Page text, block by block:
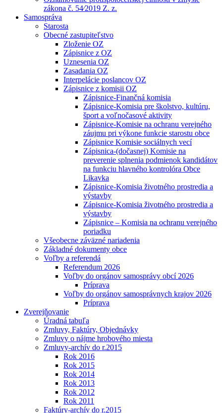
zákona č. 54⁄2019 Z. z.
Samospráva
Starosta
Obecné zastupiteľstvo
Zloženie OZ
Zápisnice z OZ
Uznesenia OZ
Zasadania OZ
Interpelácie poslancov OZ
Zápisnice z komisii OZ
Zápisnice-Finančná komisia
Zápisnice-Komisia pre školstvo, kultúru,
šport a voľnočasové aktivity
Zápisnice-Komisie na ochranu verejného
záujmu pri výkone funkcie starostu obce
Zápisnice Komisie sociálnych vecí
Zápisnica-(dočasnej) Komisie na
preverenie splnenia podmienok kandidátov
na funkciu hlavného kontrolóra Obce
Likavka
Zápisnice-Komisia životného prostredia a
výstavby
Zápisnice-Komisia životného prostredia a
výstavby
Zápisnice – Komisia na ochranu verejného
poriadku
Všeobecne záväzné nariadenia
Základné dokumenty obce
Voľby a referendá
Referendum 2026
Voľby do orgánov samosprávy obcí 2026
Príprava
Voľby do orgánov samosprávnych krajov 2026
Príprava
Zverejňovanie
Úradná tabuľa
Zmluvy, Faktúry, Objednávky
Zmluvy o nájme hrobového miesta
Zmluvy-archív do r.2015
Rok 2016
Rok 2015
Rok 2014
Rok 2013
Rok 2012
Rok 2011
Faktúry-archív do r.2015